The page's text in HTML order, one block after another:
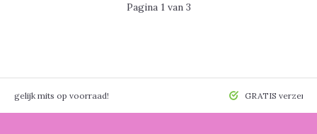
Pagina 1 van 3
mits op voorraad! GRATIS